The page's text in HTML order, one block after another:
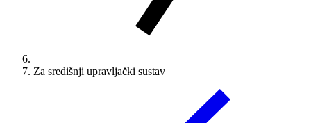
Za središnji upravljački sustav